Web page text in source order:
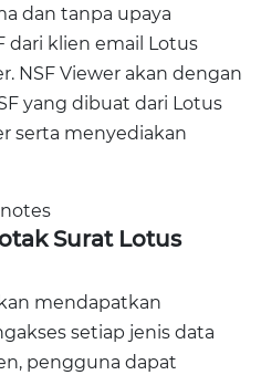
dan tanpa upaya
dari klien email Lotus
NSF Viewer akan dengan
yang dibuat dari Lotus
serta menyediakan
Surat Lotus
mendapatkan
setiap jenis data
pengguna dapat